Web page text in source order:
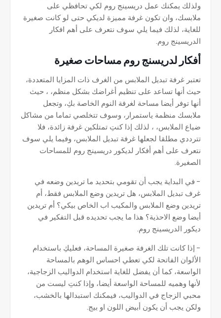
ولذلك يمكنك عمل دريسينج روم لكي تحافظي على
ملابسك، وان تكون غرفة مميزة لديكي حتى لو كانت صغيرة
للغاية، لذلك فيما يلي سوف نتعرف على أهم افكار
الدريسينج روم.
أفكار لدريسنج روم مساحات صغيرة
تعتبر غرفة تبديل الملابس من الغرف ذات المزايا المتعددة،
حيث أنها تساعد على تنظيم أغراضك بشكل منظم، ، حيث
أنها توفر أيضا مساحة لغرفة النوم الخاصة بكِ، وتجعل
ملابسك منظمة ياستمرار، وسوف تتخلصي تماما من مشاكل
ضياع الملابس، ، لذلك إذا كنتِ تمتلكين غرفة زائدة، فلا
تترددي مطلقا لجعلها غرفة تبديل الملابس، وفيما يلي سوف
نتعرف على أهم أفكار لديكور دريسينج روم للمساحات
الصغيرة.
- في البداية يجب أن تقومي بتحديد ما تريدين وضعه في
غرف تبديل الملابس، هل تريدين وضع الملابس فقط، أم
تريدين وضع الملابس والمكيب اب الخاص بيكي؟ أم تريدين
أيضا وضع الاحذية؟ هذا ما يجب تحديده قبل التفكير في
ديكور الدريسينج روم.
- إذا كانت تلك الغرفة صغيرة المساحة، فعليكِ باستخدام
الألوان الفاتحة لكي تعطي احساس الوهم بالمساحة
الواسعة، كما أن يفضل للغاية استخدام الدواليب الزجاجية،
لأنها وهميه للمساحة الواسعة أيضا، وإذا كنتِ ليست من
محبي الزجاج في الدواليب، فيمكنك استبدالها بالخشب،
ولكن يجب أن يكون أبيض اللون او بيج.